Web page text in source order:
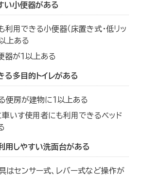
い小便器がある
用できる小便器（床置き式・低リッ
上ある
器が１以上ある
多目的トイレがある
便房が建物に１以上ある
車いす使用者にも利用できるベッド
用しやすい洗面台がある
はセンサー式、レバー式など操作が